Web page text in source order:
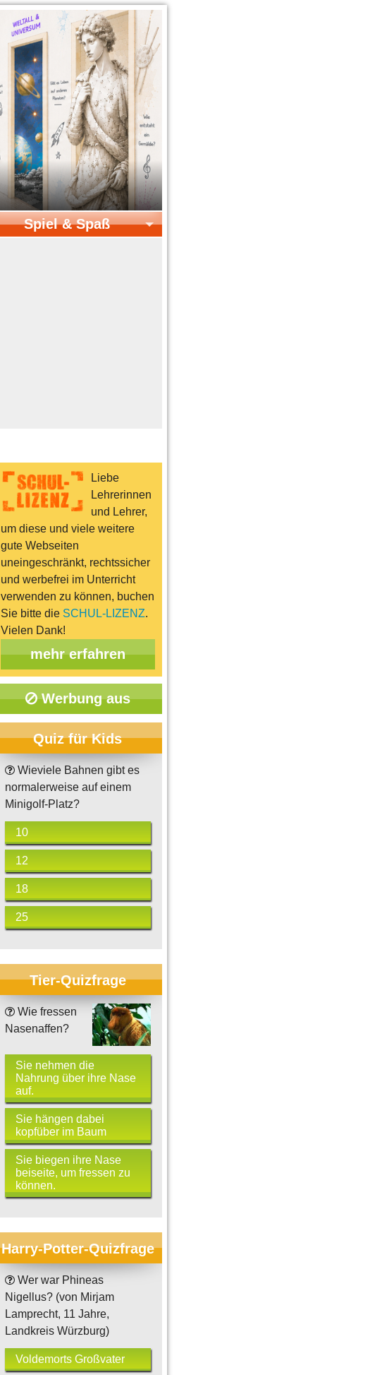
Spiel & Spaß
Reisen, Events & Sport
E-Cards
Liebe
Lehrerinnen
und Lehrer,
um diese und viele weitere
gute Webseiten
uneingeschränkt, rechtssicher
und werbefrei im Unterricht
verwenden zu können, buchen
Sie bitte die SCHUL-LIZENZ.
Vielen Dank!
mehr erfahren
Werbung aus
Quiz für Kids
Wieviele Bahnen gibt es
normalerweise auf einem
Minigolf-Platz?
10
12
18
25
Tier-Quizfrage
Wie fressen
Nasenaffen?
Sie nehmen die
Nahrung über ihre Nase
auf.
Sie hängen dabei
kopfüber im Baum
Sie biegen ihre Nase
beiseite, um fressen zu
können.
Harry-Potter-Quizfrage
Wer war Phineas
Nigellus? (von Mirjam
Lamprecht, 11 Jahre,
Landkreis Würzburg)
Voldemorts Großvater